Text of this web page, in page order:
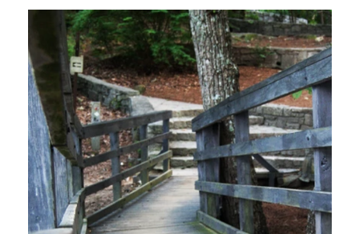
Reglas y ordenanzas
Clima
Guía de Naturaleza
Blog
PRIMAVERA
Fiesta de dinosaurios
Servicio de amanecer de Pascua
La posada en Stone Mountain Park
Entradas para grupos
Group Events